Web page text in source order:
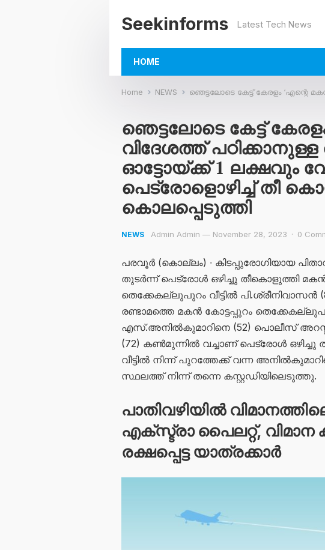
Seekinforms Latest Tech News
HOME
Home NEWS ഞെട്ടലോടെ കേട്ട് കേരളം ‘എന്റെ മകന് വിദേശത്ത് പഠിക്കാനുള്ള തുകയും
ഞെട്ടലോടെ കേട്ട്
വിദേശത്ത്
ഓട്ടോയ്ക്ക് 1 ലക്ഷവും
പെട്രോളൊഴിച്ച് തീ
കൊലപ്പെടുത്തി
NEWS Admin Admin — November 28, 2023 · 0
പരവൂർ (കൊല്ലം) ∙ കിടപ്പുരോഗിയായ
തുടർന്ന് പെട്രോൾ ഒഴിച്ചു തീകൊളുത്തി
തെക്കേകല്ലുപുറം വീട്ടിൽ പി.ശ്രീനിവാസൻ
രണ്ടാമത്തെ മകൻ കോട്ടപ്പുറം
എസ്.അനിൽകുമാറിനെ (52) പൊലീസ്
(72) കൺമുന്നിൽ വച്ചാണ് പെട്രോൾ
വീട്ടിൽ നിന്ന് പുറത്തേക്ക് വന്ന
സ്ഥലത്ത് നിന്ന് തന്നെ കസ്റ്റഡിയിലെടുത്തു.
പാതിവഴിയിൽ
എക്സ്ട്രാ പൈലറ്റ്, വിമാന
രക്ഷപ്പെട്ട യാത്രക്കാർ